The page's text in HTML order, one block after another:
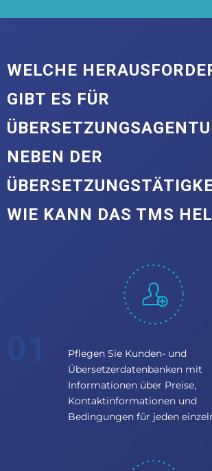
WELCHE
GIBT ES FÜR
NEBEN DER
WIE KANN DAS TMS
Pflegen Sie Kunden- und
Übersetzerdatenbanken mit
Informationen über Preise,
Kontaktinformationen und
Bedingungen für jeden